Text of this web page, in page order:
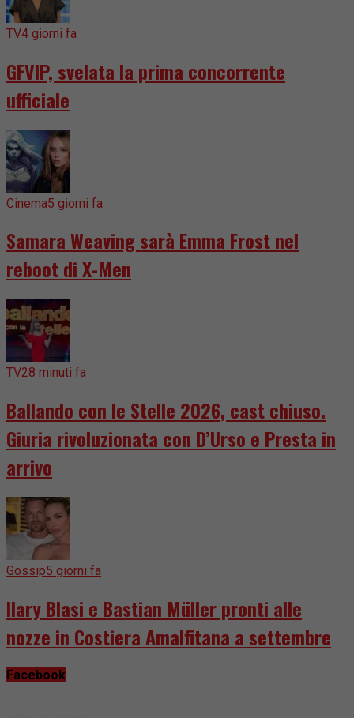
TV4 giorni fa
GFVIP, svelata la prima concorrente
ufficiale
Cinema5 giorni fa
Samara Weaving sarà Emma Frost nel
reboot di X-Men
TV28 minuti fa
Ballando con le Stelle 2026, cast chiuso.
Giuria rivoluzionata con D’Urso e Presta in
arrivo
Gossip5 giorni fa
Ilary Blasi e Bastian Müller pronti alle
nozze in Costiera Amalfitana a settembre
Facebook